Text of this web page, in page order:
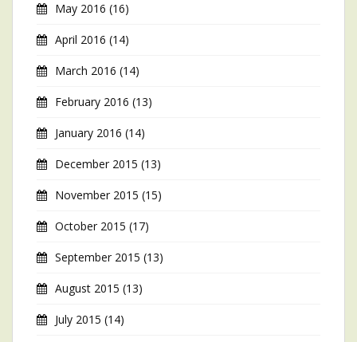
May 2016 (16)
April 2016 (14)
March 2016 (14)
February 2016 (13)
January 2016 (14)
December 2015 (13)
November 2015 (15)
October 2015 (17)
September 2015 (13)
August 2015 (13)
July 2015 (14)